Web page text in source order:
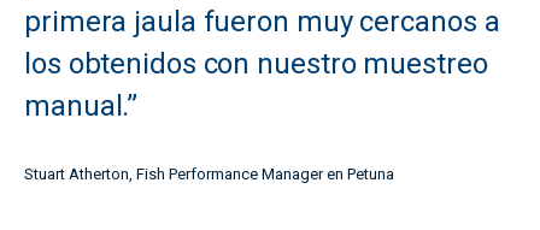
primera jaula fueron muy cercanos a
los obtenidos con nuestro muestreo
manual.”
Stuart Atherton, Fish Performance Manager en Petuna